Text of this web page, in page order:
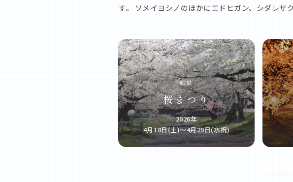
す。 ソメイヨシノのほかにエドヒガン、シダレザ
期間
桜まつり
2026年
4月18日(土)〜4月29日(水祝)